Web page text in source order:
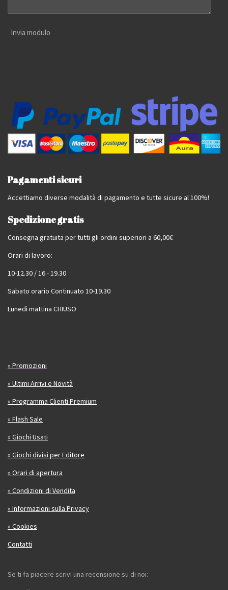
Invia modulo
Pagamenti sicuri
Accettiamo diverse modalità di pagamento e tutte sicure al 100%!
Spedizione gratis
Consegna gratuita per tutti gli ordini superiori a 60,00€
Orari di lavoro:
10-12.30 / 16 - 19.30
Sabato orario Continuato 10-19.30
Lunedi mattina CHIUSO
» Promozioni
» Ultimi Arrivi e Novità
» Programma Clienti Premium
» Flash Sale
» Giochi Usati
» Giochi divisi per Editore
» Orari di apertura
» Condizioni di Vendita
» Informazioni sulla Privacy
» Cookies
Contatti
Se ti fa piacere scrivi una recensione su di noi: